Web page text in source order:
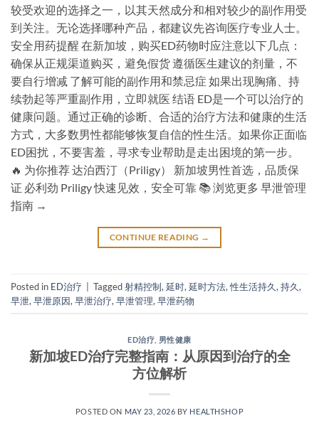
较受欢迎的选择之一，以其天然成分和相对较少的副作用受
到关注。无论选择哪种产品，都建议先咨询医疗专业人士。
安全用药提醒 在新加坡，购买ED药物时应注意以下几点：
确保从正规渠道购买，避免假货 遵循医生建议的剂量，不
要自行增减 了解可能的副作用和禁忌症 如果出现胸痛、持
续勃起等严重副作用，立即就医 结语 ED是一个可以治疗的
健康问题。通过正确的诊断、合适的治疗方法和健康的生活
方式，大多数男性都能够恢复自信的性生活。如果你正面临
ED困扰，不要害羞，寻求专业帮助是走出困境的第一步。
🔥 为你推荐 达泊西汀（Priligy） 新加坡男性首选，品质保
证 必利劲 Priligy 快速见效，安全可靠 📚 浏览更多 早泄管理
指南 →
CONTINUE READING →
Posted in ED治疗 Tagged射精控制, 延时, 延时方法,性生活持久, 持久,
早泄, 早泄原因, 早泄治疗, 早泄管理, 早泄药物
ED治疗 男性健康
新加坡ED治疗完整指南：从原因到治疗的全
方位解析
POSTED ON MAY 23, 2026 BY HEALTHSHOP